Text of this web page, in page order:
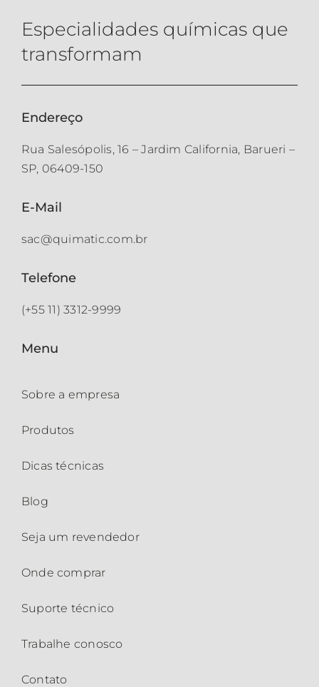
Especialidades químicas que
transformam
Endereço
Rua Salesópolis, 16 – Jardim California, Barueri –
SP, 06409-150
E-Mail
sac@quimatic.com.br
Telefone
(+55 11) 3312-9999
Menu
Sobre a empresa
Produtos
Dicas técnicas
Blog
Seja um revendedor
Onde comprar
Suporte técnico
Trabalhe conosco
Contato